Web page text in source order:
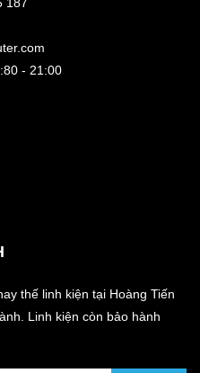
- 21:00
thế linh kiện tại Hoàng Tiến
Linh kiện còn bảo hành